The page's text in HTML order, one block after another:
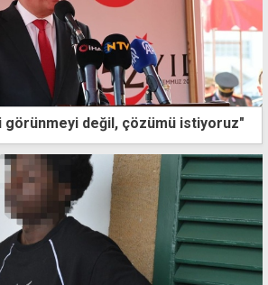
görünmeyi değil, çözümü istiyoruz"